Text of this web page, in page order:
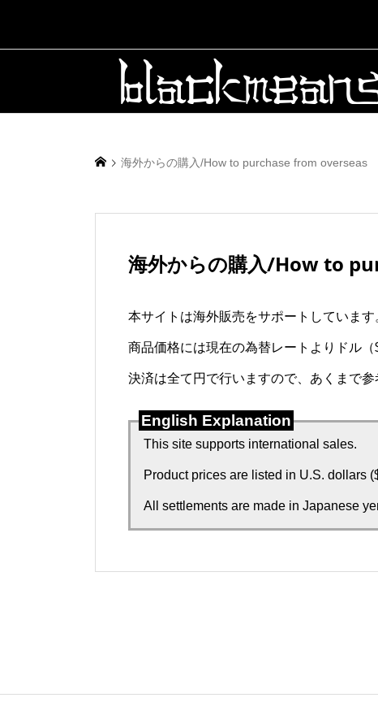
海外からの購入/How to purchase from overseas
海外からの購入/How to
本サイトは海外販売をサポートしています
商品価格には現在の為替レートよりドル（
決済は全て円で行いますので、あくまで
English Explanation
This site supports international sales.
Product prices are listed in U.S. dollars
All settlements are made in Japanese